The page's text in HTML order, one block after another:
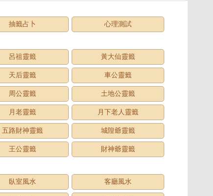
抽籤占卜 心理測試
呂祖靈籤 黃大仙靈籤
天后靈籤 車公靈籤
周公靈籤 土地公靈籤
月老靈籤 月下老人靈籤
五路財神靈籤 城隍爺靈籤
王公靈籤 財神爺靈籤
臥室風水 客廳風水